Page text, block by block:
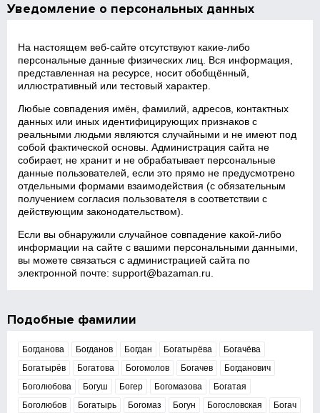
Уведомление о персональных данных
На настоящем веб‑сайте отсутствуют какие‑либо
персональные данные физических лиц. Вся информация,
представленная на ресурсе, носит обобщённый,
иллюстративный или тестовый характер.
Любые совпадения имён, фамилий, адресов, контактных
данных или иных идентифицирующих признаков с
реальными людьми являются случайными и не имеют под
собой фактической основы. Администрация сайта не
собирает, не хранит и не обрабатывает персональные
данные пользователей, если это прямо не предусмотрено
отдельными формами взаимодействия (с обязательным
получением согласия пользователя в соответствии с
действующим законодательством).
Если вы обнаружили случайное совпадение какой‑либо
информации на сайте с вашими персональными данными,
вы можете связаться с администрацией сайта по
электронной почте:support@bazaman.ru
Подобные фамилии
Богданова Богданов Богдан Богатырёва
Богачёва
Богатырёв
Богатова Богомолов Богачев
Богданович
Боголюбова
Богуш Богер Богомазова
Богатая
Боголюбов
Богатырь Богомаз Богун Богословская Богач